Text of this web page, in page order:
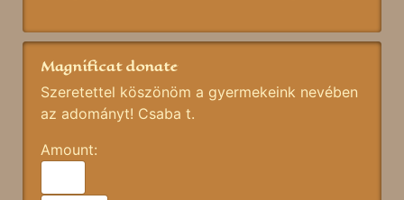
Magnificat donate
Szeretettel köszönöm a gyermekeink nevében
az adományt! Csaba t.
Amount: